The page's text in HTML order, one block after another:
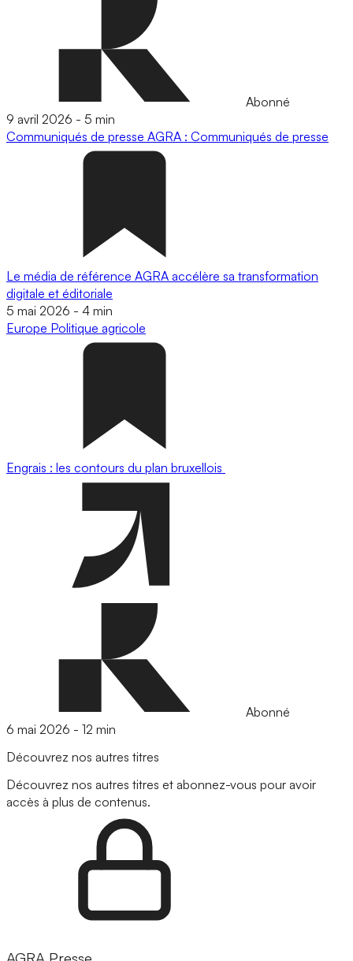
Abonné
9 avril 2026 - 5 min
Communiqués de presse AGRA : Communiqués de presse
Le média de référence AGRA accélère sa transformation
digitale et éditoriale
5 mai 2026 - 4 min
Europe Politique agricole
Engrais : les contours du plan bruxellois
Abonné
6 mai 2026 - 12 min
Découvrez nos autres titres
Découvrez nos autres titres et abonnez-vous pour avoir
accès à plus de contenus.
AGRA Presse